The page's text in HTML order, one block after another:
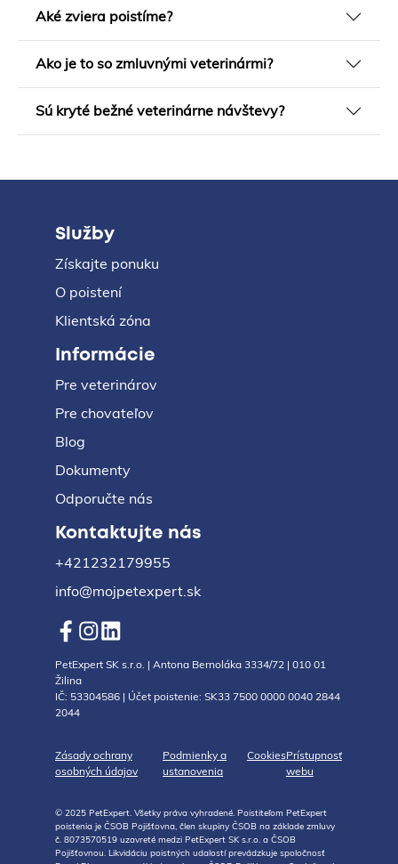
Aké zviera poistíme?
Ako je to so zmluvnými veterinármi?
Sú kryté bežné veterinárne návštevy?
Služby
Získajte ponuku
O poistení
Klientská zóna
Informácie
Pre veterinárov
Pre chovateľov
Blog
Dokumenty
Odporučte nás
Kontaktujte nás
+421232179955
info@mojpetexpert.sk
PetExpert SK s.r.o. | Antona Bernoláka 3334/72 | 010 01
Žilina
IČ: 53304586 | Účet poistenie: SK33 7500 0000 0040 2844
2044
Zásady ochrany
osobných údajov
Podmienky a
ustanovenia
CookiesPrístupnosť
webu
© 2025 PetExpert. Všetky práva vyhradené. Poistiteľom PetExpert
poistenia je ČSOB Pojišťovna, člen skupiny ČSOB na základe zmluvy
č. 8073570519 uzavreté medzi PetExpert SK s.r.o. a ČSOB
Pojišťovnou. Likvidáciu poistných udalostí prevádzkuje spoločnosť